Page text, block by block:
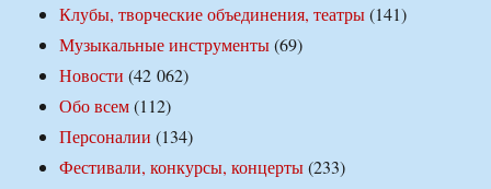
Клубы, творческие объединения, театры(141)
Музыкальные инструменты(69)
Новости (42 062)
Обо всем(112)
Персоналии (134)
Фестивали, конкурсы, концерты(233)